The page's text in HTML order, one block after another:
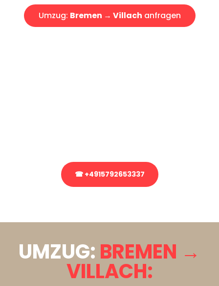
Umzug: Bremen → Villach anfragen
☎ +4915792653337
UMZUG: BREMEN →
VILLACH: